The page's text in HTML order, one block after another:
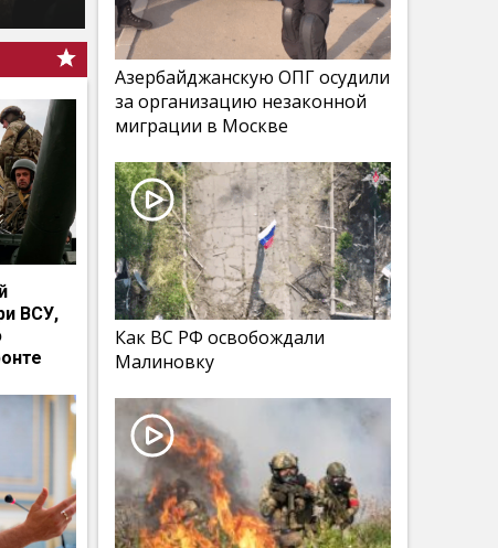
ВСУ,
Азербайджанскую ОПГ осудили
за организацию незаконной
миграции в Москве
Как ВС РФ освобождали
Малиновку